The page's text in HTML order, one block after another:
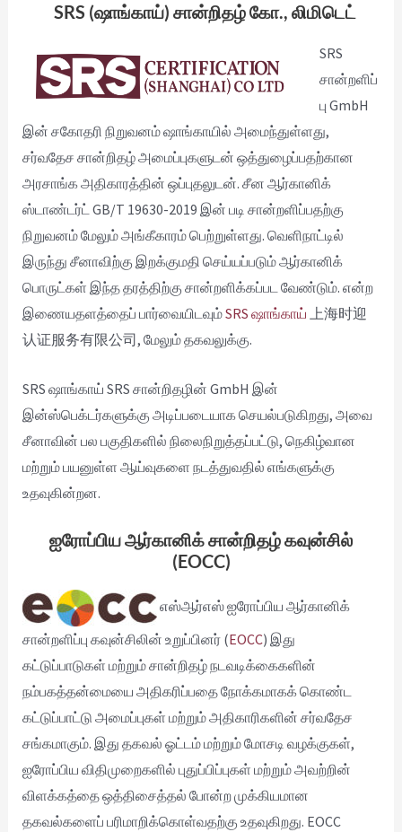
SRS (ஷாங்காய்) சான்றிதழ் கோ., லிமிடெட்
SRS
சான்றளிப்
பு GmbH
இன் சகோதரி நிறுவனம் ஷாங்காயில் அமைந்துள்ளது,
சர்வதேச சான்றிதழ் அமைப்புகளுடன் ஒத்துழைப்பதற்கான
அரசாங்க அதிகாரத்தின் ஒப்புதலுடன். சீன ஆர்கானிக்
ஸ்டாண்டர்ட் GB/T 19630-2019 இன் படி சான்றளிப்பதற்கு
நிறுவனம் மேலும் அங்கீகாரம் பெற்றுள்ளது. வெளிநாட்டில்
இருந்து சீனாவிற்கு இறக்குமதி செய்யப்படும் ஆர்கானிக்
பொருட்கள் இந்த தரத்திற்கு சான்றளிக்கப்பட வேண்டும். என்ற
இணையதளத்தைப் பார்வையிடவும்SRS ஷாங்காய் 上海时迎
认证服务有限公司, மேலும் தகவலுக்கு.
SRS ஷாங்காய் SRS சான்றிதழின் GmbH இன்
இன்ஸ்பெக்டர்களுக்கு அடிப்படையாக செயல்படுகிறது, அவை
சீனாவின் பல பகுதிகளில் நிலைநிறுத்தப்பட்டு, நெகிழ்வான
மற்றும் பயனுள்ள ஆய்வுகளை நடத்துவதில் எங்களுக்கு
உதவுகின்றன.
ஐரோப்பிய ஆர்கானிக் சான்றிதழ் கவுன்சில்
(EOCC)
எஸ்ஆர்எஸ் ஐரோப்பிய ஆர்கானிக்
சான்றளிப்பு கவுன்சிலின் உறுப்பினர் (EOCC) இது
கட்டுப்பாடுகள் மற்றும் சான்றிதழ் நடவடிக்கைகளின்
நம்பகத்தன்மையை அதிகரிப்பதை நோக்கமாகக் கொண்ட
கட்டுப்பாட்டு அமைப்புகள் மற்றும் அதிகாரிகளின் சர்வதேச
சங்கமாகும். இது தகவல் ஓட்டம் மற்றும் மோசடி வழக்குகள்,
ஐரோப்பிய விதிமுறைகளில் புதுப்பிப்புகள் மற்றும் அவற்றின்
விளக்கத்தை ஒத்திசைத்தல் போன்ற முக்கியமான
தகவல்களைப் பரிமாறிக்கொள்வதற்கு உதவுகிறது. EOCC